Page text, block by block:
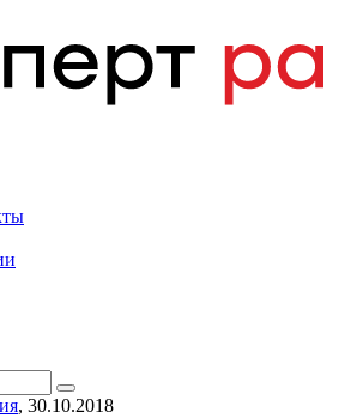
, 30.10.2018